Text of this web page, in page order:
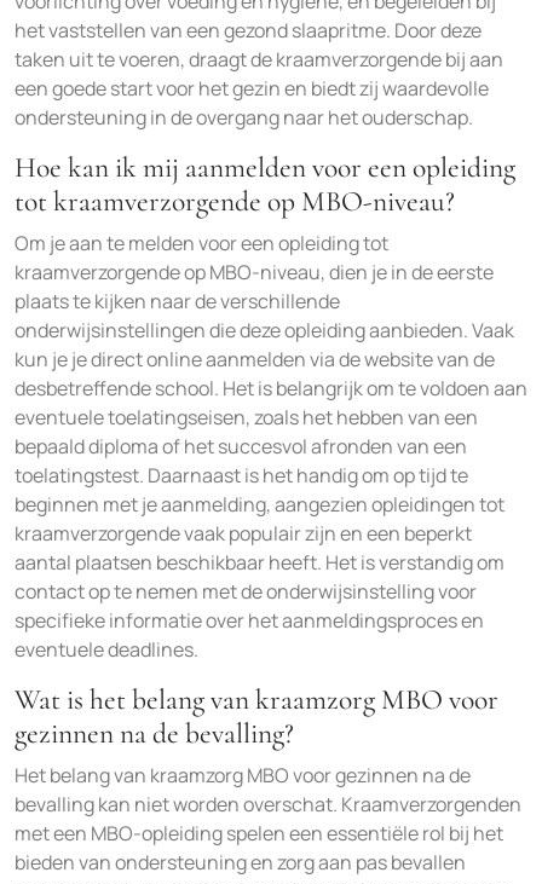
het vaststellen van een gezond slaapritme. Door deze
taken uit te voeren, draagt de kraamverzorgende bij aan
een goede start voor het gezin en biedt zij waardevolle
ondersteuning in de overgang naar het ouderschap.
Hoe kan ik mij aanmelden voor een opleiding
tot kraamverzorgende op MBO-niveau?
Om je aan te melden voor een opleiding tot
kraamverzorgende op MBO-niveau, dien je in de eerste
plaats te kijken naar de verschillende
onderwijsinstellingen die deze opleiding aanbieden. Vaak
kun je je direct online aanmelden via de website van de
desbetreffende school. Het is belangrijk om te voldoen aan
eventuele toelatingseisen, zoals het hebben van een
bepaald diploma of het succesvol afronden van een
toelatingstest. Daarnaast is het handig om op tijd te
beginnen met je aanmelding, aangezien opleidingen tot
kraamverzorgende vaak populair zijn en een beperkt
aantal plaatsen beschikbaar heeft. Het is verstandig om
contact op te nemen met de onderwijsinstelling voor
specifieke informatie over het aanmeldingsproces en
eventuele deadlines.
Wat is het belang van kraamzorg MBO voor
gezinnen na de bevalling?
Het belang van kraamzorg MBO voor gezinnen na de
bevalling kan niet worden overschat. Kraamverzorgenden
met een MBO-opleiding spelen een essentiële rol bij het
bieden van ondersteuning en zorg aan pas bevallen